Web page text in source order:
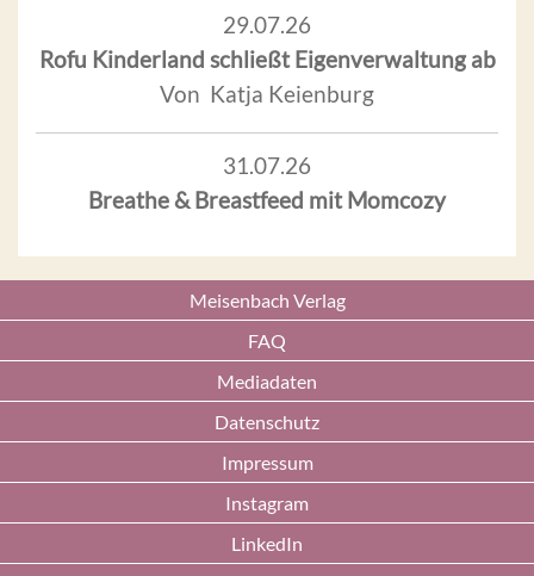
29.07.26
Rofu Kinderland schließt Eigenverwaltung ab
Von Katja Keienburg
31.07.26
Breathe & Breastfeed mit Momcozy
Meisenbach Verlag
FAQ
Mediadaten
Datenschutz
Impressum
Instagram
LinkedIn